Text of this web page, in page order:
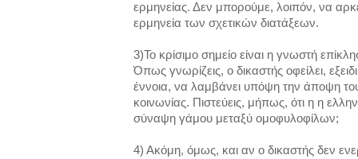
ερμηνείας. Δεν μπορούμε, λοιπόν, να
ερμηνεία των σχετικών διατάξεων.
3)Το κρίσιμο σημείο είναι η γνωστή
Όπως γνωρίζεις, ο δικαστής οφείλει,
έννοια, να λαμβάνει υπόψη την άποψη
κοινωνίας. Πιστεύεις, μήπως, ότι η η
σύναψη γάμου μεταξύ ομοφυλοφίλων;
4) Ακόμη, όμως, και αν ο δικαστής δεν